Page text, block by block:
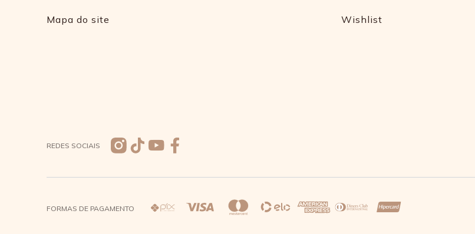
Mapa do site Wishlist
REDES SOCIAIS
FORMAS DE PAGAMENTO